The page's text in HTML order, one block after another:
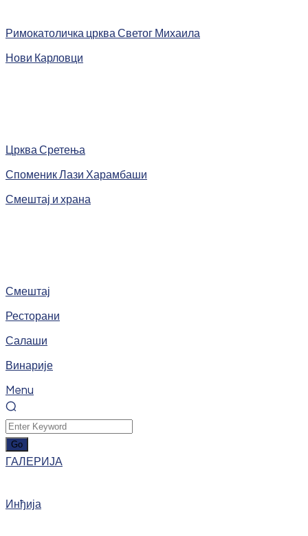
Римокатоличка црква Светог Михаила
Нови Карловци
Црква Сретења
Споменик Лази Харамбаши
Смештај и храна
Смештај
Ресторани
Салаши
Винарије
Menu
ГАЛЕРИЈА
Инђија